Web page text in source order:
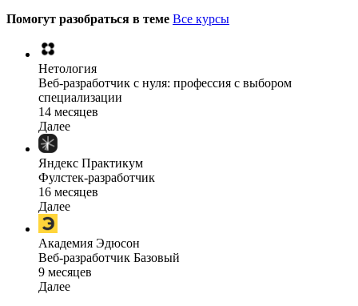
Помогут разобраться в теме Все курсы
Нетология
Веб-разработчик с нуля: профессия с выбором
специализации
14 месяцев
Далее
Яндекс Практикум
Фулстек-разработчик
16 месяцев
Далее
Академия Эдюсон
Веб-разработчик Базовый
9 месяцев
Далее